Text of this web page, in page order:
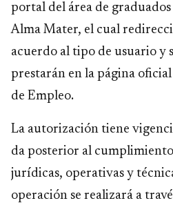
portal del área de
Alma Mater, el cual
acuerdo al tipo de usuario y
prestarán en la página
de Empleo.
La autorización tiene
da posterior al
jurídicas, operativas y
operación se realizará a